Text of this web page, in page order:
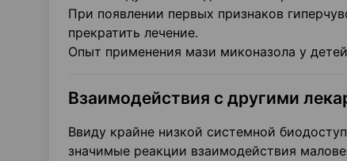
При появлении первых признаков
прекратить лечение.
Опыт применения мази миконазола у
Взаимодействия с другими
Ввиду крайне низкой системной
значимые реакции взаимодействия